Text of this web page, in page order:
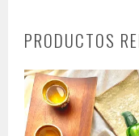
PRODUCTOS